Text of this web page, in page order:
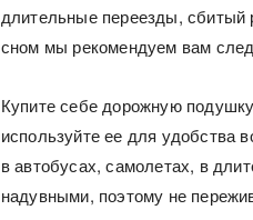
длительные переезды,
сном мы рекомендуем вам
Купите себе дорожную
используйте ее для удобства
в автобусах, самолетах, в
надувными, поэтому не